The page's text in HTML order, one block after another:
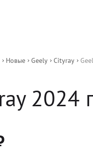
Новые Geely Cityray
2024